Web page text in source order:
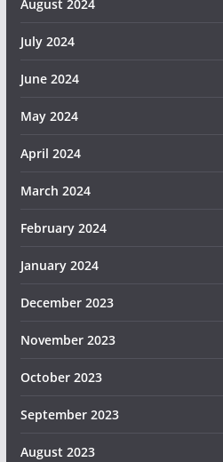
August 2024
July 2024
June 2024
May 2024
April 2024
March 2024
February 2024
January 2024
December 2023
November 2023
October 2023
September 2023
August 2023